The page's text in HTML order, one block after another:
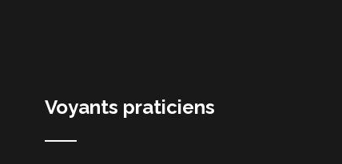
Voyants praticiens